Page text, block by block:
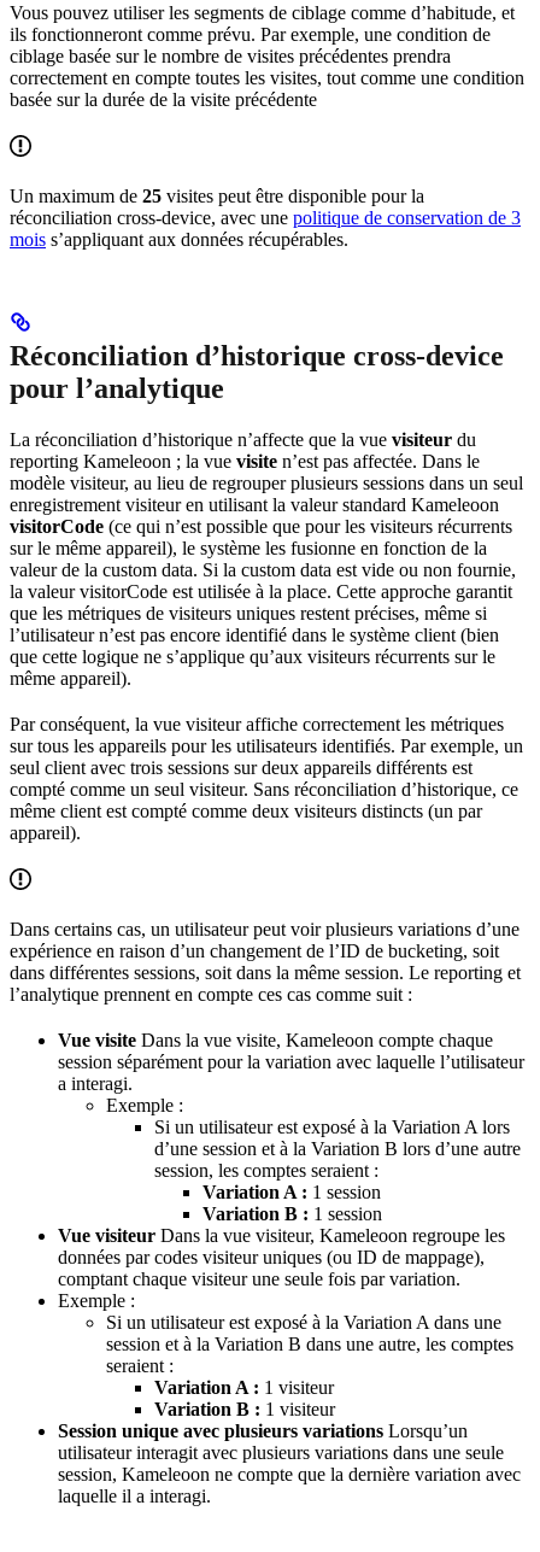
Vous pouvez utiliser les segments de ciblage comme d’habitude, et
ils fonctionneront comme prévu. Par exemple, une condition de
ciblage basée sur le nombre de visites précédentes prendra
correctement en compte toutes les visites, tout comme une condition
basée sur la durée de la visite précédente
Un maximum de 25 visites peut être disponible pour la
réconciliation cross-device, avec une politique de conservation de 3
mois s’appliquant aux données récupérables.
Réconciliation d’historique cross-device
pour l’analytique
La réconciliation d’historique n’affecte que la vue visiteur du
reporting Kameleoon ; la vue visite n’est pas affectée. Dans le
modèle visiteur, au lieu de regrouper plusieurs sessions dans un seul
enregistrement visiteur en utilisant la valeur standard Kameleoon
visitorCode (ce qui n’est possible que pour les visiteurs récurrents
sur le même appareil), le système les fusionne en fonction de la
valeur de la custom data. Si la custom data est vide ou non fournie,
la valeur visitorCode est utilisée à la place. Cette approche garantit
que les métriques de visiteurs uniques restent précises, même si
l’utilisateur n’est pas encore identifié dans le système client (bien
que cette logique ne s’applique qu’aux visiteurs récurrents sur le
même appareil).
Par conséquent, la vue visiteur affiche correctement les métriques
sur tous les appareils pour les utilisateurs identifiés. Par exemple, un
seul client avec trois sessions sur deux appareils différents est
compté comme un seul visiteur. Sans réconciliation d’historique, ce
même client est compté comme deux visiteurs distincts (un par
appareil).
Dans certains cas, un utilisateur peut voir plusieurs variations d’une
expérience en raison d’un changement de l’ID de bucketing, soit
dans différentes sessions, soit dans la même session. Le reporting et
l’analytique prennent en compte ces cas comme suit :
Vue visite Dans la vue visite, Kameleoon compte chaque
session séparément pour la variation avec laquelle l’utilisateur
a interagi.
Exemple :
Si un utilisateur est exposé à la Variation A lors
d’une session et à la Variation B lors d’une autre
session, les comptes seraient :
Variation A : 1 session
Variation B : 1 session
Vue visiteur Dans la vue visiteur, Kameleoon regroupe les
données par codes visiteur uniques (ou ID de mappage),
comptant chaque visiteur une seule fois par variation.
Exemple :
Si un utilisateur est exposé à la Variation A dans une
session et à la Variation B dans une autre, les comptes
seraient :
Variation A : 1 visiteur
Variation B : 1 visiteur
Session unique avec plusieurs variations Lorsqu’un
utilisateur interagit avec plusieurs variations dans une seule
session, Kameleoon ne compte que la dernière variation avec
laquelle il a interagi.